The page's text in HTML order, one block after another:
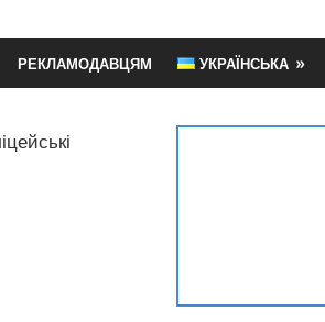
РЕКЛАМОДАВЦЯМ УКРАЇНСЬКА